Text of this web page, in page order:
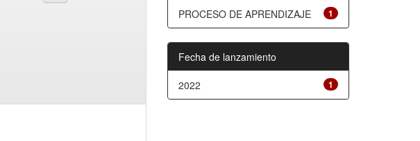
1
PROCESO DE APRENDIZAJE
Fecha de lanzamiento
1
2022